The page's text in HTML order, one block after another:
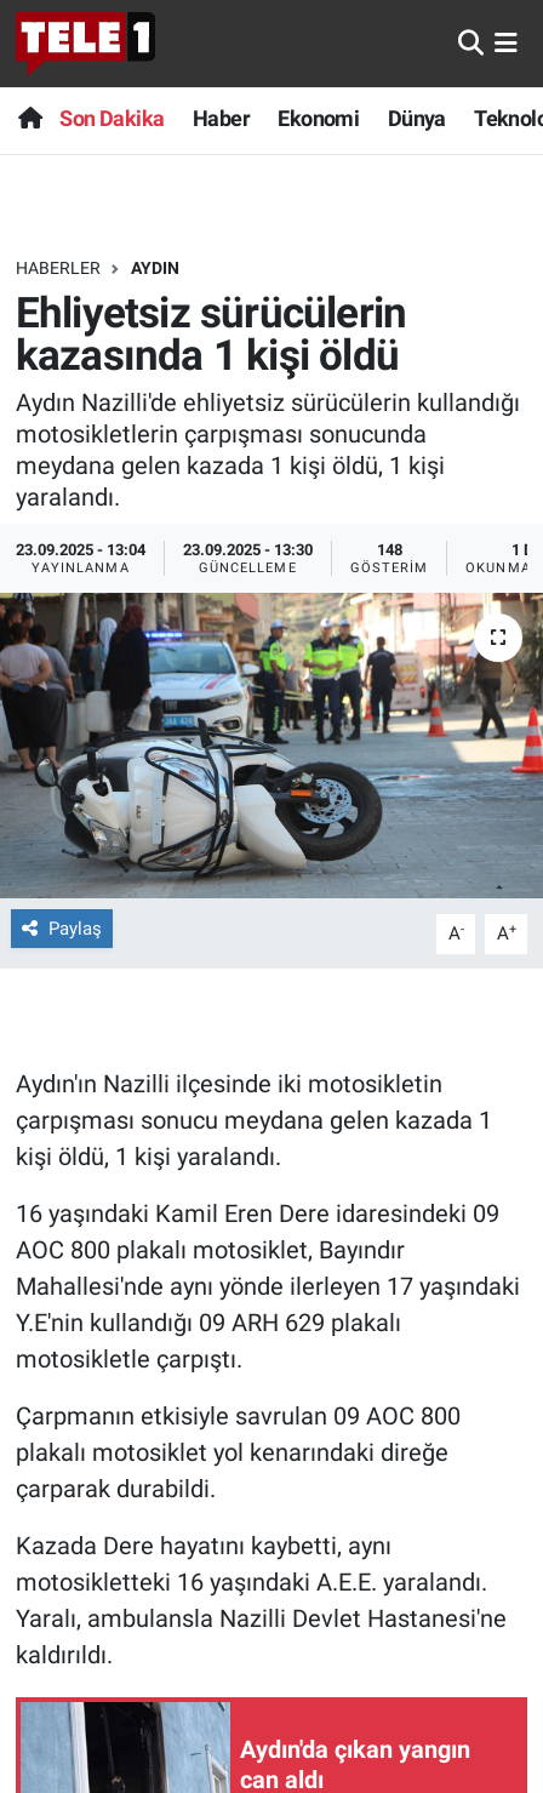
Son Dakika Haber Ekonomi Dünya
HABERLER AYDIN
Ehliyetsiz sürücülerin
kazasında 1 kişi öldü
Aydın Nazilli'de ehliyetsiz sürücülerin kullandığı
motosikletlerin çarpışması sonucunda
meydana gelen kazada 1 kişi öldü, 1 kişi
yaralandı.
23.09.2025 - 13:04
YAYINLANMA
23.09.2025 - 13:30
GÜNCELLEME
148
GÖSTERIM
1 DK
OKUNMA
Paylaş A- A+
Aydın'ın Nazilli ilçesinde iki motosikletin
çarpışması sonucu meydana gelen kazada 1
kişi öldü, 1 kişi yaralandı.
16 yaşındaki Kamil Eren Dere idaresindeki 09
AOC 800 plakalı motosiklet, Bayındır
Mahallesi'nde aynı yönde ilerleyen 17 yaşındaki
Y.E'nin kullandığı 09 ARH 629 plakalı
motosikletle çarpıştı.
Çarpmanın etkisiyle savrulan 09 AOC 800
plakalı motosiklet yol kenarındaki direğe
çarparak durabildi.
Kazada Dere hayatını kaybetti, aynı
motosikletteki 16 yaşındaki A.E.E. yaralandı.
Yaralı, ambulansla Nazilli Devlet Hastanesi'ne
kaldırıldı.
Aydın'da çıkan yangın
can aldı
Anında Manşet
Başka Sohbetler
Bilim turu
Bilim ve Teknoloji Evreni
Doğa Konuşuyor
Dünya
Ege'den Esintiler
Eğitim
Eğlence
Ekonomi
Forum
Gerçeğin İzinde
Gün Ortası
Gündem Özel
Günün görüntüsü
Haber
İlan
Koronavirüs
Ne demişti
Nedir
Popüler
Programlar
Son Dakika
Haber
Dünya
Teknoloji
Sağlık
Spor
İletişim
Nöbetçi Eczaneler
Hava Durumu
Trafik Durumu
Süper Lig Puan Durumu ve Fikstür
Tüm Manşetler
Son Dakika Haberleri